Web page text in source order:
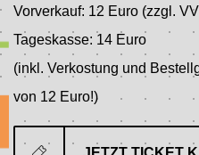
Vorverkauf: 12 Euro (zzgl.
Tageskasse: 14 Euro
(inkl. Verkostung und
von 12 Euro!)